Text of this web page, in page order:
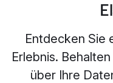
Entdecken Sie
Erlebnis.
über Ihre